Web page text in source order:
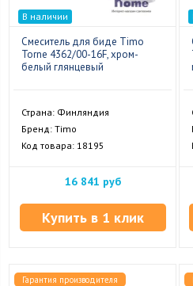
В наличии
Смеситель для биде Timo
Torne 4362/00-16F, хром-
белый глянцевый
Страна: Финляндия
Бренд: Timo
Код товара: 18195
16 841 руб
Купить в 1 клик
Гарантия производителя